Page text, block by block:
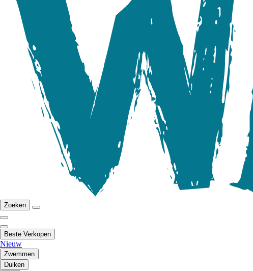
Zoeken
Beste Verkopen
Nieuw
Zwemmen
Duiken